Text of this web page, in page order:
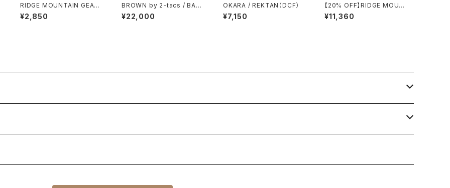
RIDGE MOUNTAIN GEAR /
肥後守 MICRO KNIFE
¥2,850
BROWN by 2-tacs / BAA
WIDE（TIE DYE）
¥22,000
OKARA / REKTAN（DCF）
¥7,150
【20% OFF】RIDGE MOUN
TAIN GEAR / MERINO BAS
IC TEE SHORT SLEEVE
¥11,360